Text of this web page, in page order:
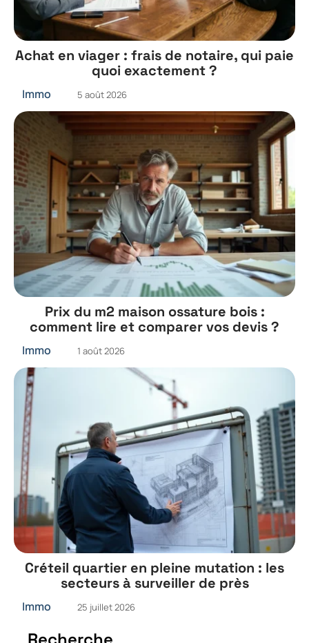
Achat en viager : frais de notaire, qui paie
quoi exactement ?
Immo 5 août 2026
Prix du m2 maison ossature bois :
comment lire et comparer vos devis ?
Immo 1 août 2026
Créteil quartier en pleine mutation : les
secteurs à surveiller de près
Immo 25 juillet 2026